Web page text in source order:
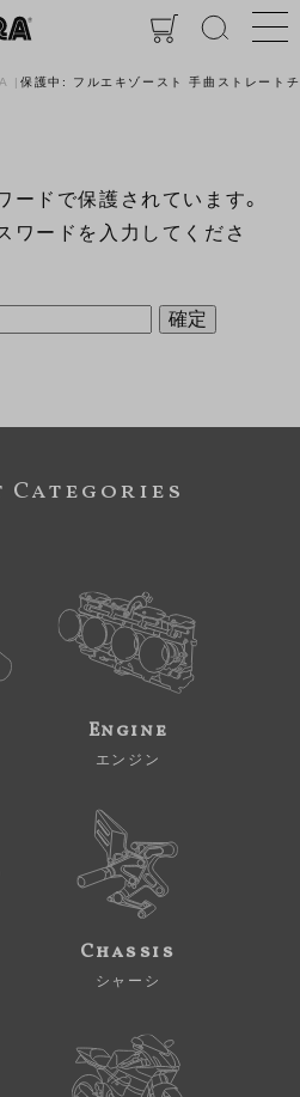
保護中: フルエキゾースト 手曲ストレート
ードで保護されています。
ワードを入力してくださ
Categories
Engine
エンジン
Chassis
シャーシ